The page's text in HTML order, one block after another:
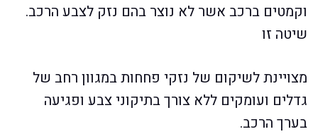
וקמטים ברכב אשר לא נוצר בהם נזק לצבע הרכב.
שיטה זו
מצויינת לשיקום של נזקי פחחות במגוון רחב של
גדלים ועומקים ללא צורך בתיקוני צבע ופגיעה
בערך הרכב.